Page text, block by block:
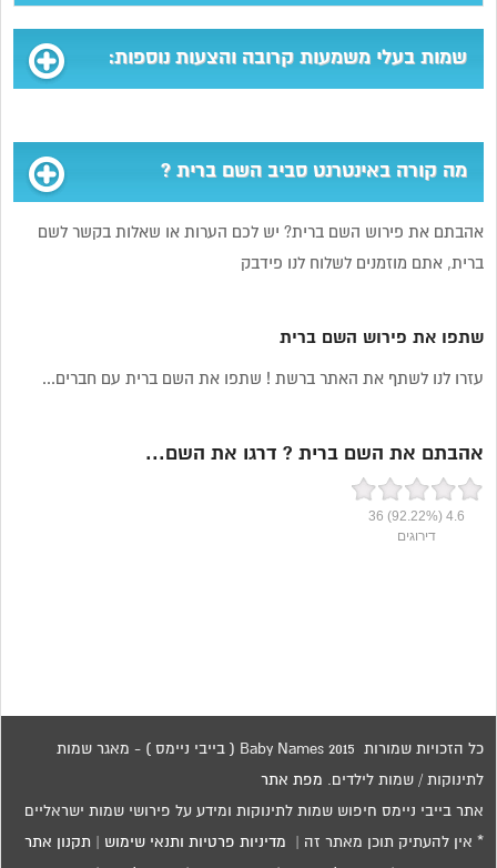
שמות בעלי משמעות קרובה והצעות נוספות:
מה קורה באינטרנט סביב השם ברית ?
אהבתם את פירוש השם ברית? יש לכם הערות או שאלות בקשר לשם
ברית, אתם מוזמנים לשלוח לנו פידבק
שתפו את פירוש השם ברית
עזרו לנו לשתף את האתר ברשת ! שתפו את השם ברית עם חברים...
אהבתם את השם ברית ? דרגו את השם...
4.6
(92.22%)
36
דירוגים
כל הזכויות שמורות 2015 Baby Names ( בייבי ניימס ) - מאגר שמות
לתינוקות / שמות לילדים. מפת אתר
אתר בייבי ניימס חיפוש שמות לתינוקות ומידע על פירושי שמות ישראליים
* אין להעתיק תוכן מאתר זה | מדיניות פרטיות ותנאי שימוש תקנון אתר